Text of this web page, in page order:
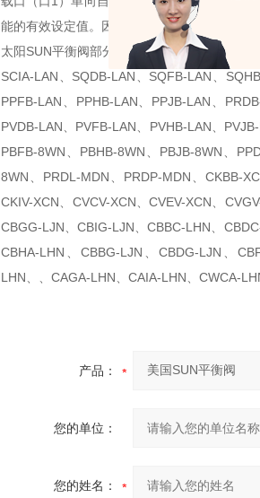
能的有效设定值。因弹簧腔通外接口（口4）
太阳SUN平衡阀部分型号：
SCIA-LAN、SQDB-LAN、SQFB-LAN、
PPFB-LAN、PPHB-LAN、PPJB-LAN、
PVDB-LAN、PVFB-LAN、PVHB-LAN、
PBFB-8WN、PBHB-8WN、PBJB-8WN、
8WN、PRDL-MDN、PRDP-MDN、CKBB-
CKIV-XCN、CVCV-XCN、CVEV-XCN、
CBGG-LJN、CBIG-LJN、CBBC-LHN、
CBHA-LHN、CBBG-LJN、CBDG-LJN、
LHN、、CAGA-LHN、CAIA-LHN、CWCA-
产品：
您的单位：
您的姓名：